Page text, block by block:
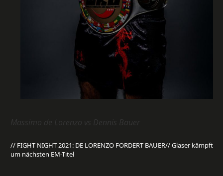
Massimo de Lorenzo vs Dennis Bauer
// FIGHT NIGHT 2021: DE LORENZO FORDERT BAUER// Glaser kämpft
um nächsten EM-Titel